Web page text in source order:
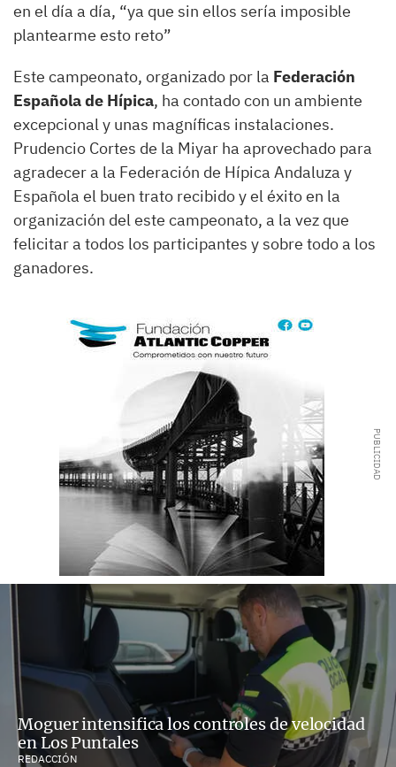
en el día a día, “ya que sin ellos sería imposible
plantearme esto reto”
Este campeonato, organizado por la Federación
Española de Hípica, ha contado con un ambiente
excepcional y unas magníficas instalaciones.
Prudencio Cortes de la Miyar ha aprovechado para
agradecer a la Federación de Hípica Andaluza y
Española el buen trato recibido y el éxito en la
organización del este campeonato, a la vez que
felicitar a todos los participantes y sobre todo a los
ganadores.
Moguer intensifica los controles de velocidad
en Los Puntales
REDACCIÓN